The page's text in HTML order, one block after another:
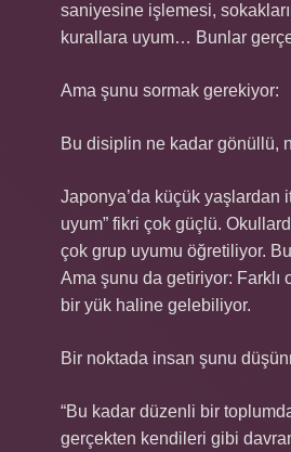
saniyesine işlemesi,
kurallara uyum… Bunlar
Ama şunu sormak gerekiyor:
Bu disiplin ne kadar gönüllü,
Japonya’da küçük yaşlardan
uyum” fikri çok güçlü.
çok grup uyumu öğretiliyor.
Ama şunu da getiriyor: Farklı
bir yük haline gelebiliyor.
Bir noktada insan şunu
“Bu kadar düzenli bir
gerçekten kendileri gibi